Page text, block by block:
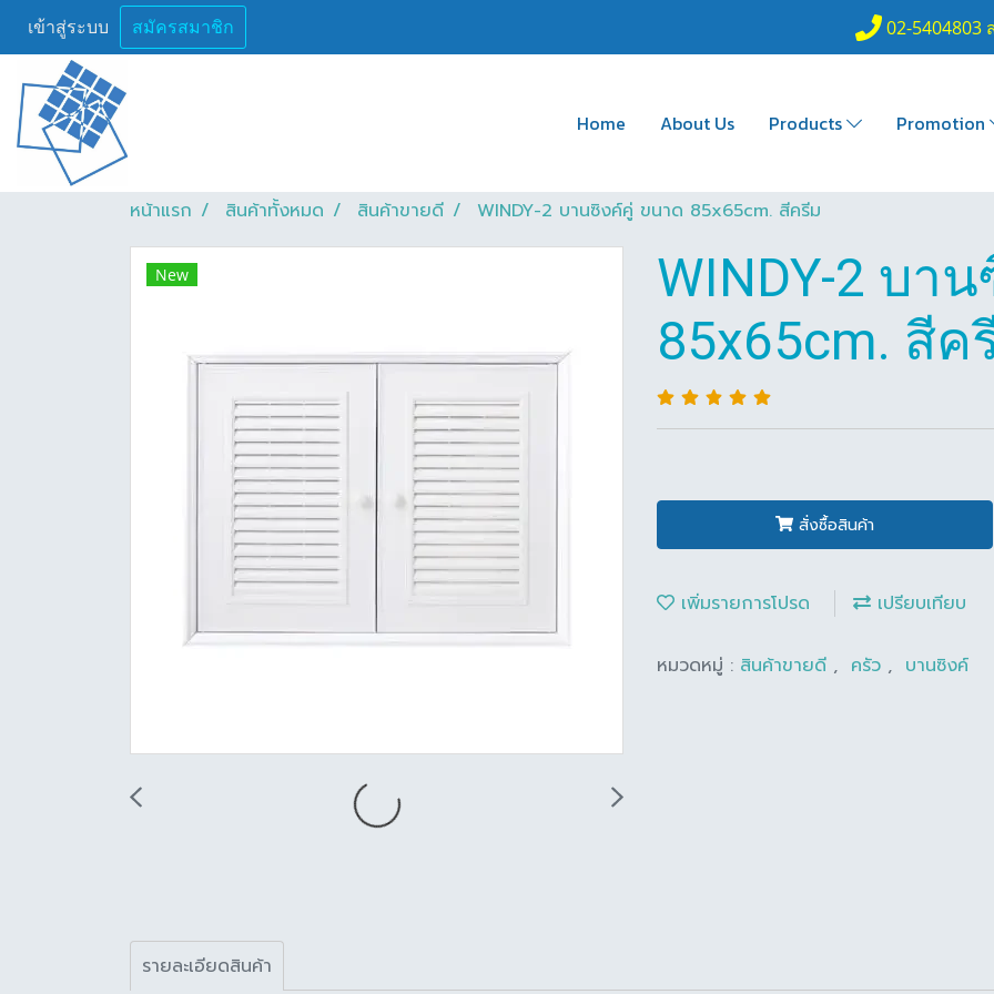
เข้าสู่ระบบ สมัครสมาชิก 02-5404803
Home About Us Products Promotion
หน้าแรก สินค้าทั้งหมด สินค้าขายดี WINDY-2 บานซิงค์คู่ ขนาด 85x65cm. สีครีม
New
WINDY-2 บา
85x65cm. สีค
สั่งซื้อสินค้า
เพิ่มรายการโปรด เปรียบเทียบ
หมวดหมู่ : สินค้าขายดี , ครัว , บานซิงค์
รายละเอียดสินค้า